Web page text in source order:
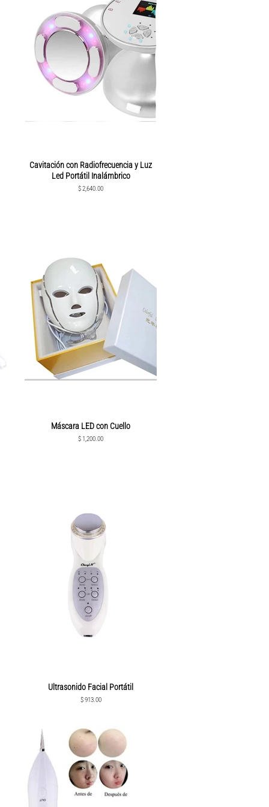
Cavitación con Radiofrecuencia y Luz
Led Portátil Inalámbrico
Precio
$ 2,640.00
Máscara LED con Cuello
Precio
$ 1,200.00
Ultrasonido Facial Portátil
Precio
$ 913.00